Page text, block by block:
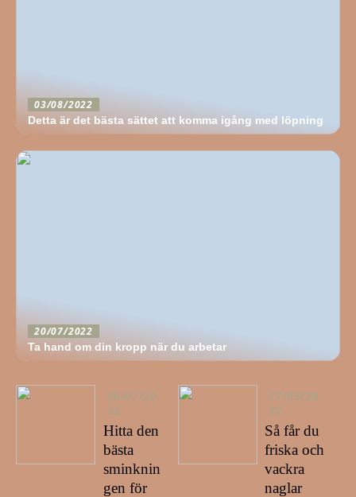
03/08/2022
Detta är det bästa sättet att komma igång med löpning
20/07/2022
Ta hand om din kropp när du arbetar
06/07/20
22
Hitta den
bästa
sminknin
gen för
27/05/20
22
Så får du
friska och
vackra
naglar